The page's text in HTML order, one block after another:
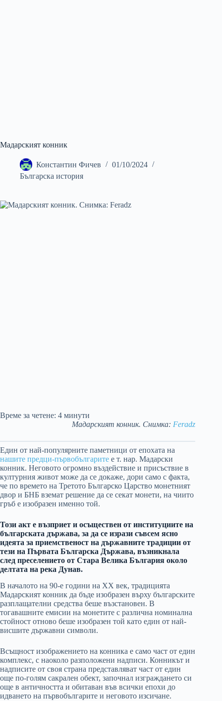
Мадарският конник
Константин Фичев
01/10/2024
Българска история
Време за четене: 4 минути
Мадарският конник. Снимка: Feradz
Един от най-популярните паметници от епохата на
нашите предци-първобългарите е т. нар. Мадарски
конник. Неговото огромно въздействие и присъствие в
културния живот може да се докаже, дори само с факта,
че по времето на Третото Българско Царство монетният
двор и БНБ вземат решение да се секат монети, на чиито
гръб е изобразен именно той.
Този акт е възприет и осъществен от институциите на
българската държава, за да се изрази съвсем ясно
идеята за приемственост на държавните традиции от
тези на Първата Българска Държава, възникнала
след преселението от Стара Велика България около
делтата на река Дунав.
В началото на 90-е години на XX век, традицията
Мадарският конник да бъде изобразен върху българските
разплащателни средства беше възстановен. В
тогавашните емисии на монетите с различна номинална
стойност отново беше изобразен той като един от най-
висшите държавни символи.
Всъщност изображението на конника е само част от един
комплекс, с наоколо разположени надписи. Конникът и
надписите от своя страна представляват част от един
още по-голям сакрален обект, започнал изграждането си
още в античността и обитаван във всички епохи до
идването на първобългарите и неговото изсичане.